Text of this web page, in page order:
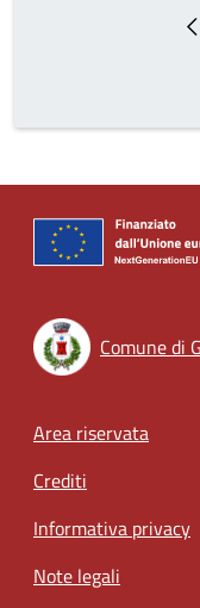
Comune di
Footer
Area riservata
Crediti
Informativa privacy
Note legali